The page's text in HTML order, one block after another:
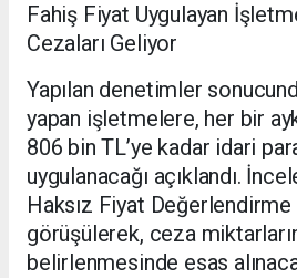
Fahiş Fiyat Uygulayan
Cezaları Geliyor
Yapılan denetimler
yapan işletmelere, her bir
806 bin TL’ye kadar idari
uygulanacağı açıklandı.
Haksız Fiyat Değerlendirme
görüşülerek, ceza
belirlenmesinde esas